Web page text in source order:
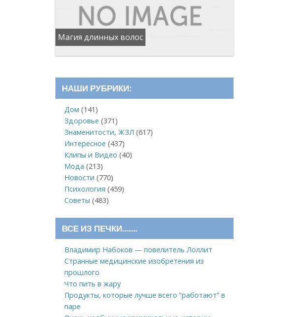
Магия длинных волос
НАШИ РУБРИКИ:
Дом (141)
Здоровье (371)
Знаменитости, ЖЗЛ (617)
Интересное (437)
Клипы и Видео (40)
Мода (213)
Новости (770)
Психология (459)
Советы (483)
ВСЕ ИЗ ПЕЧКИ…….
Владимир Набоков — повелитель Лоллит
Странные медицинские изобретения из
прошлого
Что пить в жару
Продукты, которые лучше всего “работают” в
паре